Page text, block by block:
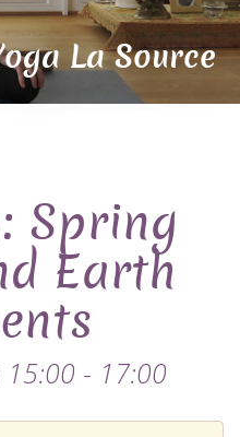
La Source
Spring
Earth
- 17:00